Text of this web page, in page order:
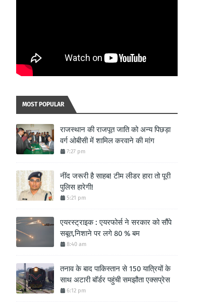
MOST POPULAR
राजस्थान की राजपूत जाति को अन्य पिछड़ा
वर्ग ओबीसी में शामिल करवाने की मांग
7:27 pm
नींद जरूरी है साहब! टीम लीडर हारा तो पूरी
पुलिस हारेगी!
5:21 pm
एयरस्ट्राइक : एयरफोर्स ने सरकार को सौंपे
सबूत,निशाने पर लगे 80 % बम
8:40 am
तनाव के बाद पाकिस्तान से 150 यात्रियों के
साथ अटारी बॉर्डर पहुंची समझौता एक्सप्रेस
6:12 pm